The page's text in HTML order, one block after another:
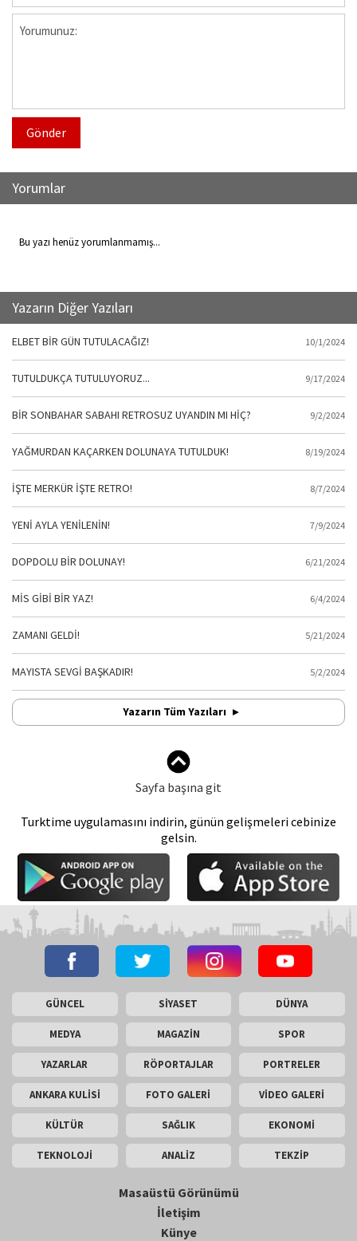
Gönder
Yorumlar
Bu yazı henüz yorumlanmamış...
Yazarın Diğer Yazıları
ELBET BİR GÜN TUTULACAĞIZ! 10/1/2024
TUTULDUKÇA TUTULUYORUZ... 9/17/2024
BİR SONBAHAR SABAHI RETROSUZ UYANDIN MI HİÇ? 9/2/2024
YAĞMURDAN KAÇARKEN DOLUNAYA TUTULDUK! 8/19/2024
İŞTE MERKÜR İŞTE RETRO! 8/7/2024
YENİ AYLA YENİLENİN! 7/9/2024
DOPDOLU BİR DOLUNAY! 6/21/2024
MİS GİBİ BİR YAZ! 6/4/2024
ZAMANI GELDİ! 5/21/2024
MAYISTA SEVGİ BAŞKADIR! 5/2/2024
Yazarın Tüm Yazıları
Sayfa başına git
Turktime uygulamasını indirin, günün gelişmeleri cebinize
gelsin.
GÜNCEL SİYASET DÜNYA
MEDYA MAGAZİN SPOR
YAZARLAR RÖPORTAJLAR PORTRELER
ANKARA KULİSİ FOTO GALERİ VİDEO GALERİ
KÜLTÜR SAĞLIK EKONOMİ
TEKNOLOJİ ANALİZ TEKZİP
Masaüstü Görünümü
İletişim
Künye